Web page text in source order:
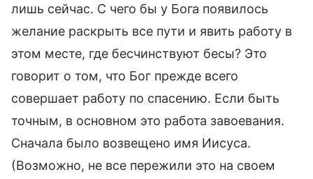
лишь сейчас. С чего бы у Бога появилось
желание раскрыть все пути и явить работу в
этом месте, где бесчинствуют бесы? Это
говорит о том, что Бог прежде всего
совершает работу по спасению. Если быть
точным, в основном это работа завоевания.
Сначала было возвещено имя Иисуса.
(Возможно, не все пережили это на своем